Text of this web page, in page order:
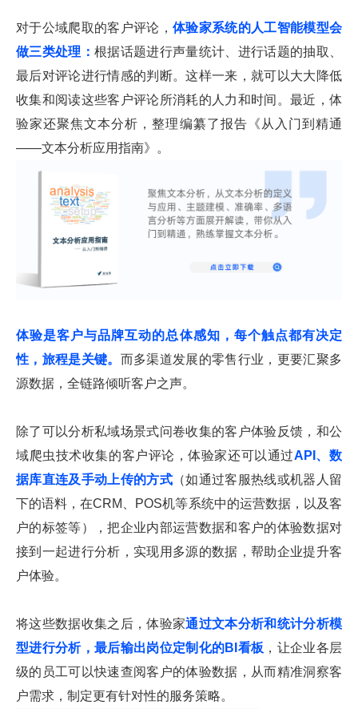
对于公域爬取的客户评论， 体验家系统的人工智能模型会
做三类处理： 根据话题进行声量统计、进行话题的抽取、
最后对评论进行情感的判断。这样一来，就可以大大降低
收集和阅读这些客户评论所消耗的人力和时间。最近，体
验家还聚焦文本分析，整理编纂了报告《从入门到精通
——文本分析应用指南》。
体验是客户与品牌互动的总体感知，每个触点都有决定
性，旅程是关键。 而多渠道发展的零售行业，更要汇聚多
源数据，全链路倾听客户之声。
除了可以分析私域场景式问卷收集的客户体验反馈，和公
域爬虫技术收集的客户评论，体验家还可以通过API、数
据库直连及手动上传的方式 （如通过客服热线或机器人留
下的语料，在CRM、POS机等系统中的运营数据，以及客
户的标签等），把企业内部运营数据和客户的体验数据对
接到一起进行分析，实现用多源的数据，帮助企业提升客
户体验。
将这些数据收集之后，体验家通过文本分析和统计分析模
型进行分析，最后输出岗位定制化的BI看板 ，让企业各层
级的员工可以快速查阅客户的体验数据，从而精准洞察客
户需求，制定更有针对性的服务策略。